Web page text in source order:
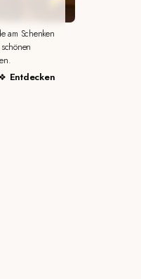
am Schenken
Entdecken